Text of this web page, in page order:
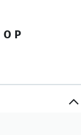
O P